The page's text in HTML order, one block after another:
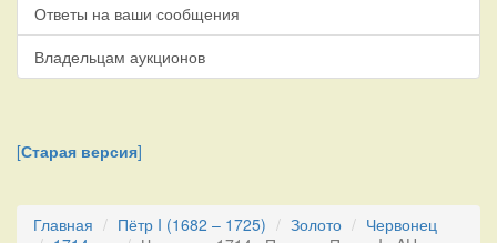
Ответы на ваши сообщения
Владельцам аукционов
[Старая версия]
Главная Пётр I (1682 – 1725) Золото
Червонец